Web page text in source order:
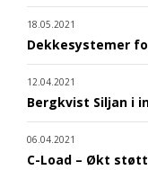
18.05.2021
Dekkesystemer
12.04.2021
Bergkvist Siljan i
06.04.2021
C-Load – Økt